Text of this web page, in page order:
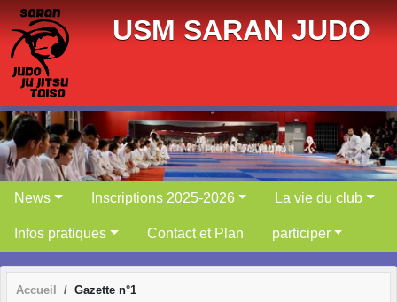
USM SARAN JUDO
News Inscriptions 2025-2026 La vie du club
Infos pratiques Contact et Plan participer
Accueil Gazette n°1
Panneau de gestion des cookies